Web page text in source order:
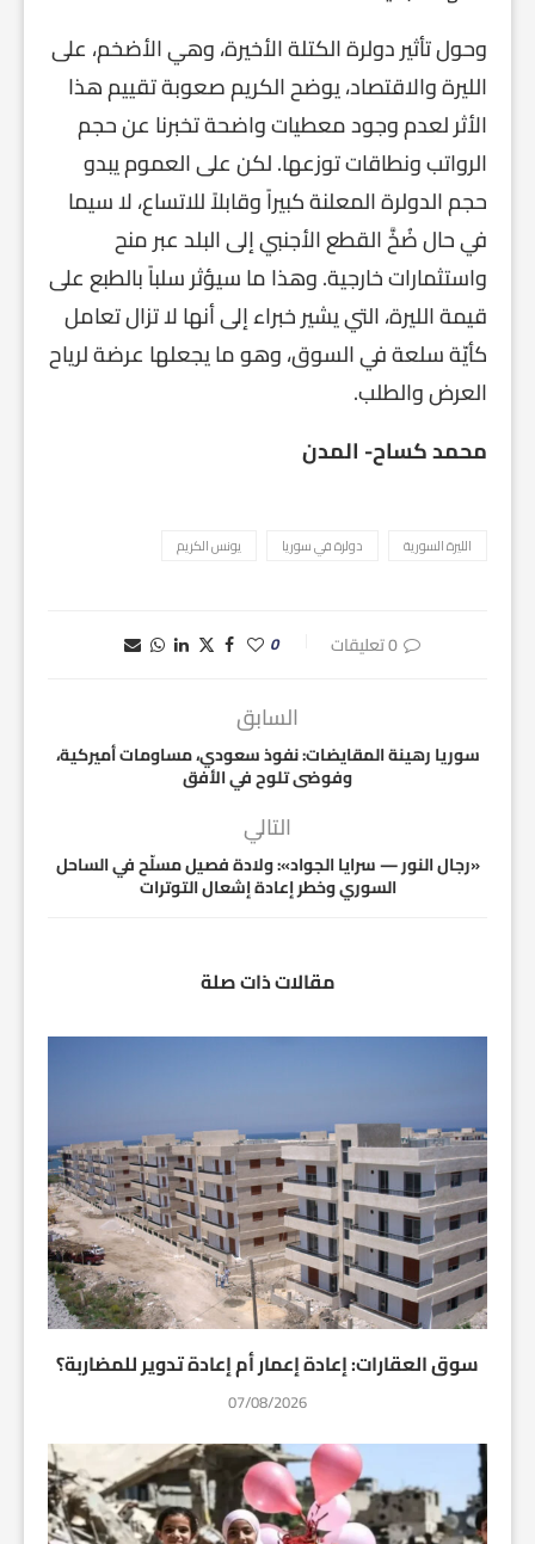
وحول تأثير دولرة الكتلة الأخيرة، وهي الأضخم، على
الليرة والاقتصاد، يوضح الكريم صعوبة تقييم هذا
الأثر لعدم وجود معطيات واضحة تخبرنا عن حجم
الرواتب ونطاقات توزعها. لكن على العموم يبدو
حجم الدولرة المعلنة كبيراً وقابلاً للاتساع، لا سيما
في حال ضُخَّ القطع الأجنبي إلى البلد عبر منح
واستثمارات خارجية. وهذا ما سيؤثر سلباً بالطبع على
قيمة الليرة، التي يشير خبراء إلى أنها لا تزال تعامل
كأيّة سلعة في السوق، وهو ما يجعلها عرضة لرياح
العرض والطلب.
محمد كساح- المدن
الليرة السورية دولرة في سوريا يونس الكريم
0 تعليقات 0
السابق
سوريا رهينة المقايضات: نفوذ سعودي، مساومات أميركية،
وفوضى تلوح في الأفق
التالي
«رجال النور — سرايا الجواد»: ولادة فصيل مسلّح في الساحل
السوري وخطر إعادة إشعال التوترات
مقالات ذات صلة
سوق العقارات: إعادة إعمار أم إعادة تدوير للمضاربة؟
07/08/2026